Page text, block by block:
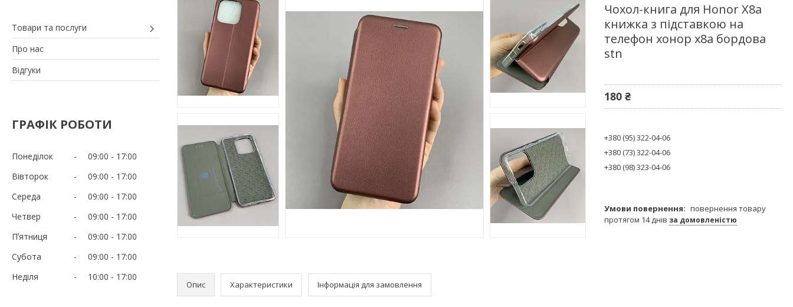
Товари та послуги
Про нас
Відгуки
ГРАФІК РОБОТИ
Понеділок 09:00
17:00
Вівторок
09:00
17:00
Середа
09:00
17:00
Четвер
09:00
17:00
Пʼятниця
09:00
17:00
Субота
09:00
17:00
Неділя
10:00 17:00
Опис Характеристики Інформація для замовлення
Чохол-книга для Honor X8a
книжка з підставкою на
телефон хонор х8а бордова
stn
180 ₴
+380 (95) 322-04-06
+380 (73) 322-04-06
+380 (98) 323-04-06
повернення товару
протягом 14 днів за домовленістю